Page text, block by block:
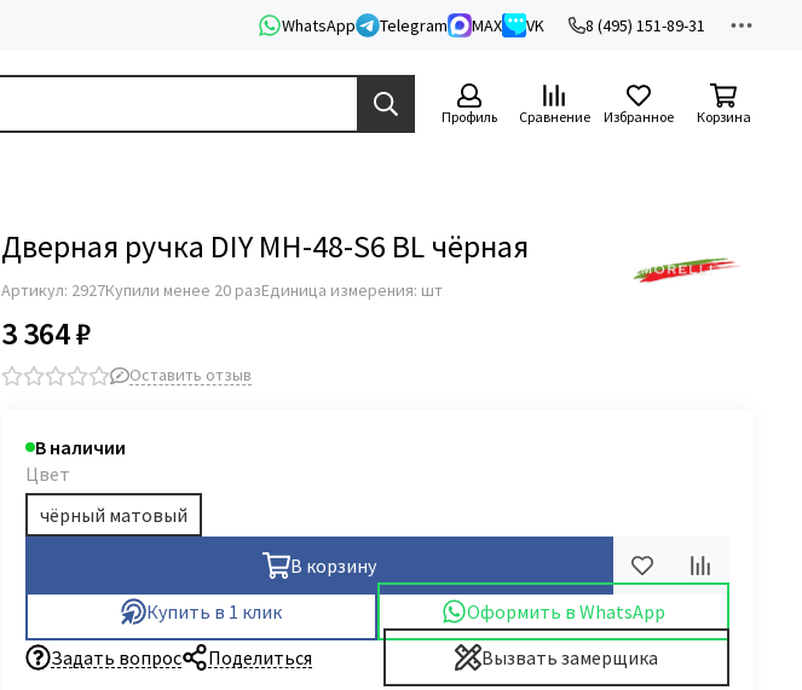
WhatsApp Telegram MAX VK 8 (495) 151-89-31
Профиль Сравнение Избранное Корзина
Дверная ручка DIY MH-48-S6 BL чёрная
Артикул: 2927Купили менее 20 разЕдиница измерения: шт
3 364 ₽
Оставить отзыв
В наличии
Цвет
чёрный матовый
В корзину
Купить в 1 клик
Оформить в WhatsApp
Вызвать замерщика
Задать вопрос Поделиться